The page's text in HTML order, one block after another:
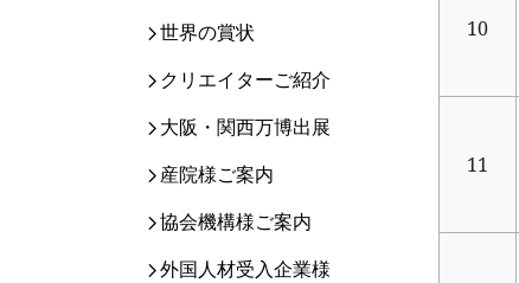
世界の賞状
クリエイターご紹介
大阪・関西万博出展
産院様ご案内
協会機構様ご案内
外国人材受入企業様
10
11